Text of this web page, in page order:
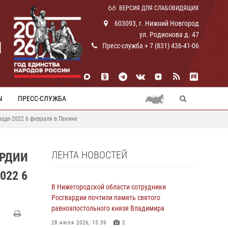
ВЕРСИЯ ДЛЯ СЛАБОВИДЯЩИХ
603093, г. Нижний Новгород
ул. Родионова д. 47
Пресс-служба + 7 (831) 436-41-06
ПРЕСС-СЛУЖБА
2022 6 февраля в Пекине
6
ЛЕНТА НОВОСТЕЙ
В Нижегородской области сотрудники
Росгвардии почтили память святого
равноапостольного князя Владимира
28 июля 2026, 15:39 2